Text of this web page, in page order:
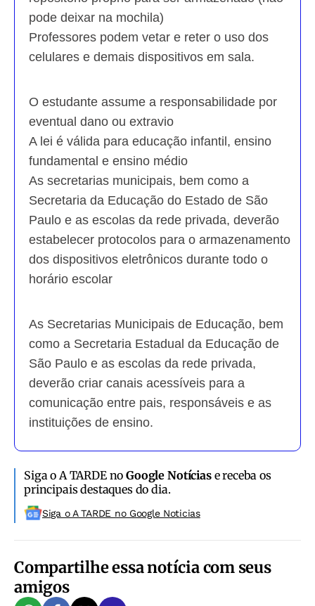
pode deixar na mochila)
Professores podem vetar e reter o uso dos
celulares e demais dispositivos em sala.
O estudante assume a responsabilidade por
eventual dano ou extravio
A lei é válida para educação infantil, ensino
fundamental e ensino médio
As secretarias municipais, bem como a
Secretaria da Educação do Estado de São
Paulo e as escolas da rede privada, deverão
estabelecer protocolos para o armazenamento
dos dispositivos eletrônicos durante todo o
horário escolar
As Secretarias Municipais de Educação, bem
como a Secretaria Estadual da Educação de
São Paulo e as escolas da rede privada,
deverão criar canais acessíveis para a
comunicação entre pais, responsáveis e as
instituições de ensino.
Siga o A TARDE noGoogle Notíciase receba os
principais destaques do dia.
Siga o A TARDE no Google Noticias
Compartilhe essa notícia com seus
amigos